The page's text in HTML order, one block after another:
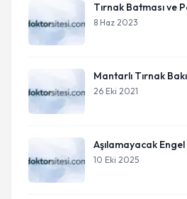
Tırnak Batması ve
8 Haz 2023
Mantarlı Tırnak
26 Eki 2021
Aşılamayacak
10 Eki 2025